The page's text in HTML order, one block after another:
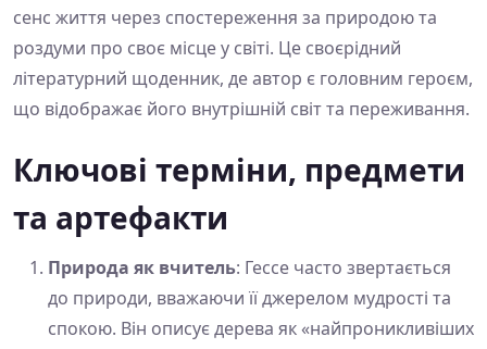
сенс життя через спостереження за природою та
роздуми про своє місце у світі. Це своєрідний
літературний щоденник, де автор є головним героєм,
що відображає його внутрішній світ та переживання.
Ключові терміни, предмети
та артефакти
Природа як вчитель: Гессе часто звертається
до природи, вважаючи її джерелом мудрості та
спокою. Він описує дерева як «найпроникливіших